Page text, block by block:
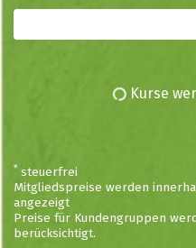
Kurse
* steuerfrei
Mitgliedspreise werden
angezeigt
Preise für Kundengruppen
berücksichtigt.